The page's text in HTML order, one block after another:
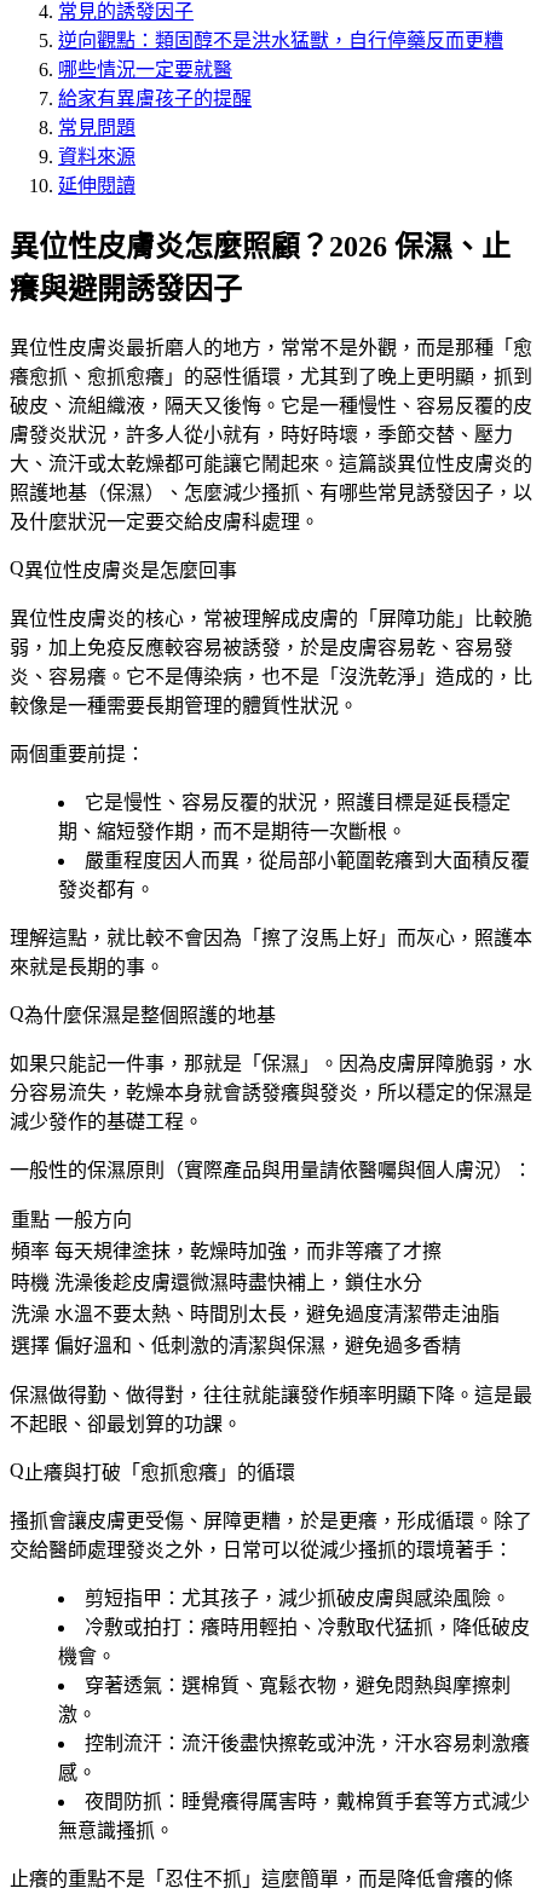
常見的誘發因子
逆向觀點：類固醇不是洪水猛獸，自行停藥反而更糟
哪些情況一定要就醫
給家有異膚孩子的提醒
常見問題
資料來源
延伸閱讀
異位性皮膚炎怎麼照顧？2026 保濕、止
癢與避開誘發因子
異位性皮膚炎最折磨人的地方，常常不是外觀，而是那種「愈
癢愈抓、愈抓愈癢」的惡性循環，尤其到了晚上更明顯，抓到
破皮、流組織液，隔天又後悔。它是一種慢性、容易反覆的皮
膚發炎狀況，許多人從小就有，時好時壞，季節交替、壓力
大、流汗或太乾燥都可能讓它鬧起來。這篇談異位性皮膚炎的
照護地基（保濕）、怎麼減少搔抓、有哪些常見誘發因子，以
及什麼狀況一定要交給皮膚科處理。
異位性皮膚炎是怎麼回事
異位性皮膚炎的核心，常被理解成皮膚的「屏障功能」比較脆
弱，加上免疫反應較容易被誘發，於是皮膚容易乾、容易發
炎、容易癢。它不是傳染病，也不是「沒洗乾淨」造成的，比
較像是一種需要長期管理的體質性狀況。
兩個重要前提：
它是慢性、容易反覆的狀況，照護目標是延長穩定
期、縮短發作期，而不是期待一次斷根。
嚴重程度因人而異 ，從局部小範圍乾癢到大面積反覆
發炎都有。
理解這點，就比較不會因為「擦了沒馬上好」而灰心，照護本
來就是長期的事。
為什麼保濕是整個照護的地基
如果只能記一件事，那就是「保濕」。因為皮膚屏障脆弱，水
分容易流失，乾燥本身就會誘發癢與發炎，所以穩定的保濕是
減少發作的基礎工程。
一般性的保濕原則（實際產品與用量請依醫囑與個人膚況）：
重點 一般方向
頻率 每天規律塗抹，乾燥時加強，而非等癢了才擦
時機 洗澡後趁皮膚還微濕時盡快補上，鎖住水分
洗澡 水溫不要太熱、時間別太長，避免過度清潔帶走油脂
選擇 偏好溫和、低刺激的清潔與保濕，避免過多香精
保濕做得勤、做得對，往往就能讓發作頻率明顯下降。這是最
不起眼、卻最划算的功課。
止癢與打破「愈抓愈癢」的循環
搔抓會讓皮膚更受傷、屏障更糟，於是更癢，形成循環。除了
交給醫師處理發炎之外，日常可以從減少搔抓的環境著手：
剪短指甲 ：尤其孩子，減少抓破皮膚與感染風險。
冷敷或拍打 ：癢時用輕拍、冷敷取代猛抓，降低破皮
機會。
穿著透氣 ：選棉質、寬鬆衣物，避免悶熱與摩擦刺
激。
控制流汗 ：流汗後盡快擦乾或沖洗，汗水容易刺激癢
感。
夜間防抓 ：睡覺癢得厲害時，戴棉質手套等方式減少
無意識搔抓。
止癢的重點不是「忍住不抓」這麼簡單，而是降低會癢的條